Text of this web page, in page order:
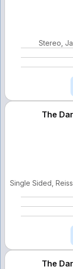
Stereo,
The
Single Sided,
The